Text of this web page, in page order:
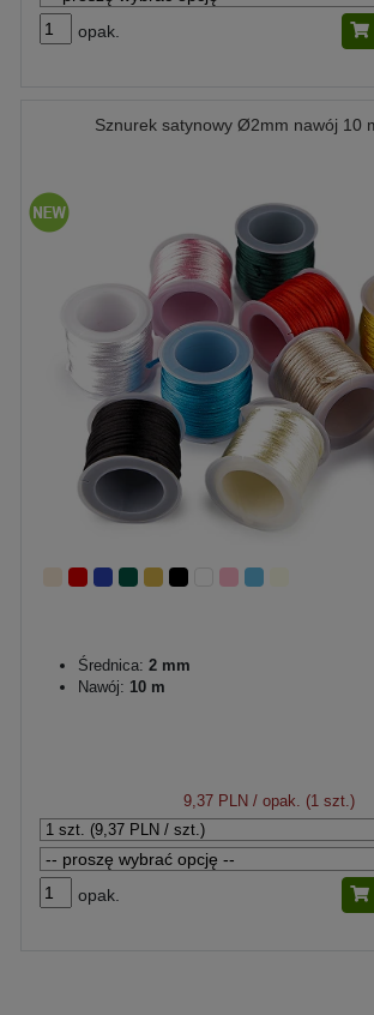
opak.
Sznurek satynowy Ø2mm nawój 10
Średnica: 2 mm
Nawój: 10 m
9,37 PLN / opak. (1 szt.)
opak.